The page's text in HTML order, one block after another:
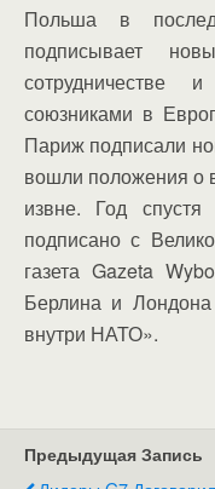
Польша в
подписывает
сотрудничестве
союзниками в
Париж подписали
вошли положения о
извне. Год
подписано с
газета Gazeta
Берлина и
внутри НАТО».
Предыдущая Запись